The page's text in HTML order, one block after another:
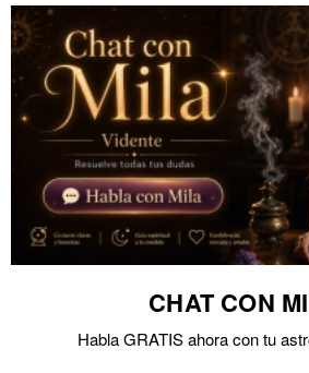
CHAT CON
Habla GRATIS ahora con tu